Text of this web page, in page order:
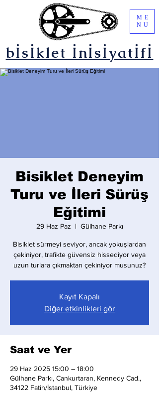
bİsİklet İnİsİyatİfİ
ME
NU
Bisiklet Deneyim
Turu ve İleri Sürüş
Eğitimi
29 Haz Paz
  |
Gülhane Parkı
Bisiklet sürmeyi seviyor, ancak yokuşlardan
çekiniyor, trafikte güvensiz hissediyor veya
uzun turlara çıkmaktan çekiniyor musunuz?
Kayıt Kapalı
Diğer etkinlikleri gör
Saat ve Yer
29 Haz 2025 15:00 – 18:00
Gülhane Parkı, Cankurtaran, Kennedy Cad.,
34122 Fatih/İstanbul, Türkiye